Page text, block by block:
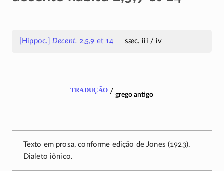
[Hippoc.] Decent. 2,5,9 et 14 sæc. iii / iv
tradução / grego antigo
Texto em prosa, conforme edição de Jones (1923).
Dialeto iônico.